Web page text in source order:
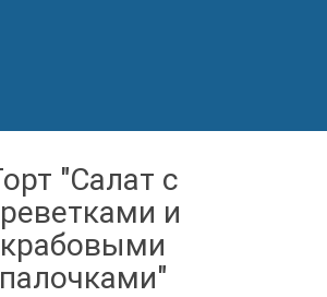
"Салат с
и
крабовыми
палочками"